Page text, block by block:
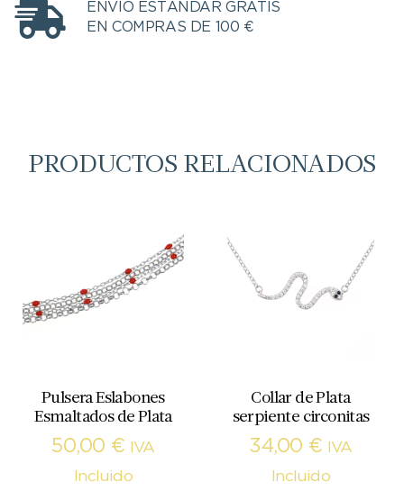
ENVÍO ESTÁNDAR GRATIS
EN COMPRAS DE 100 €
PRODUCTOS RELACIONADOS
Pulsera Eslabones
Esmaltados de Plata
50,00 €
IVA
Incluido
Collar de Plata
serpiente circonitas
34,00 €
IVA
Incluido